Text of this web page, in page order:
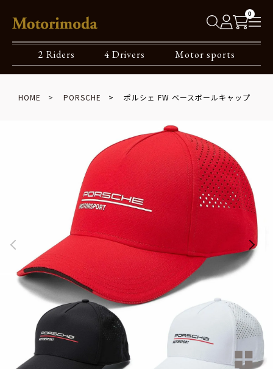
0
2 Riders 4 Drivers Motor sports
HOME PORSCHE ポルシェ FW ベースボールキャップ